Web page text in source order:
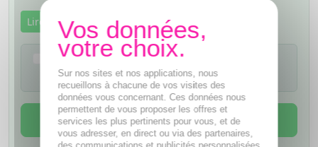
Lire la notice
Je confirme avoir lu la notice de ce
médicament
AJOUTER AU PANIER
Sur nos sites et nos applications, nous
recueillons à chacune de vos visites des
données vous concernant. Ces données nous
permettent de vous proposer les offres et
services les plus pertinents pour vous, et de
vous adresser, en direct ou via des partenaires,
des communications et publicités personnalisées